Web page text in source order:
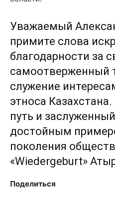
Уважаемый
примите слова
благодарности за
самоотверженный
служение
этноса
путь и
достойным
поколения
«Wiedergeburt»
Поделиться